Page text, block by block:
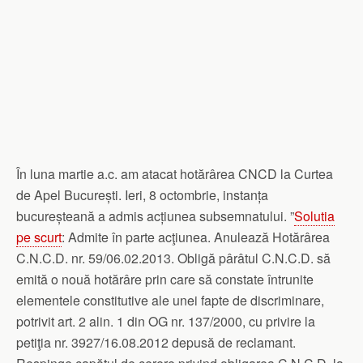
În luna martie a.c. am atacat hotărârea CNCD la Curtea
de Apel București. Ieri, 8 octombrie, instanța
bucureșteană a admis acțiunea subsemnatului. ”Solutia
pe scurt: Admite în parte acţiunea. Anulează Hotărârea
C.N.C.D. nr. 59/06.02.2013. Obligă pârâtul C.N.C.D. să
emită o nouă hotărâre prin care să constate întrunite
elementele constitutive ale unei fapte de discriminare,
potrivit art. 2 alin. 1 din OG nr. 137/2000, cu privire la
petiţia nr. 3927/16.08.2012 depusă de reclamant.